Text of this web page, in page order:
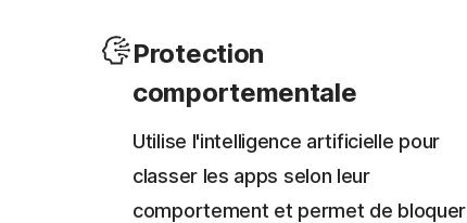
Protection
comportementale
Utilise l'intelligence artificielle pour
classer les apps selon leur
comportement et permet de bloquer